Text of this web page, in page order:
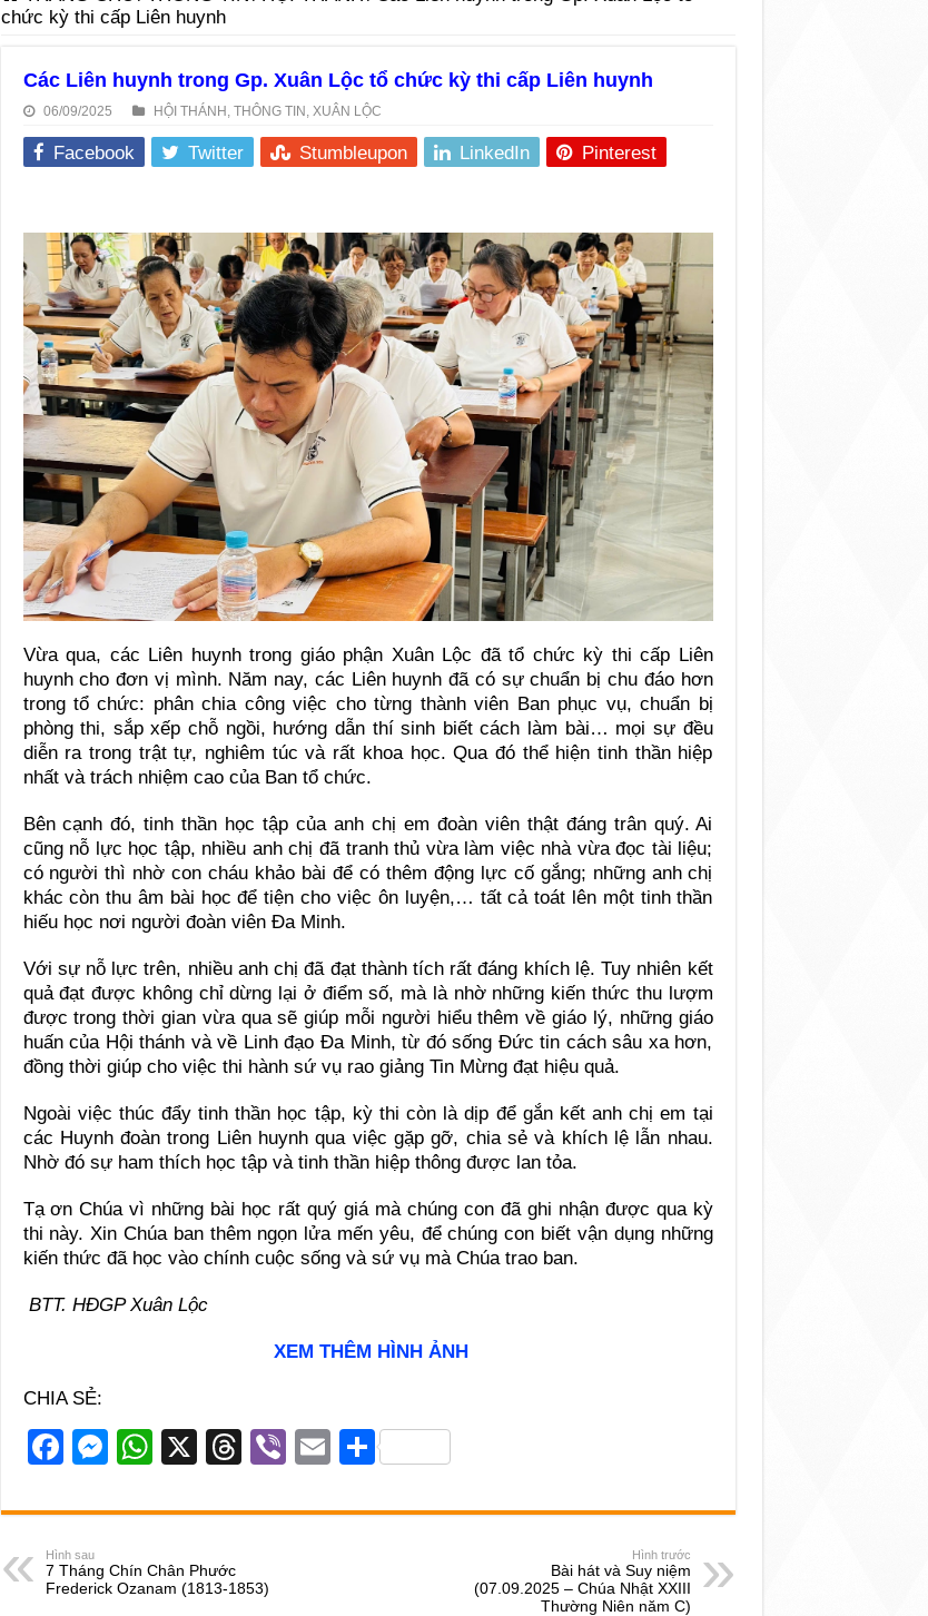
chức kỳ thi cấp Liên huynh
Các Liên huynh trong Gp. Xuân Lộc tổ chức kỳ thi cấp Liên huynh
06/09/2025 HỘI THÁNH , THÔNG TIN , XUÂN LỘC
Facebook Twitter Stumbleupon LinkedIn Pinterest
Vừa qua, các Liên huynh trong giáo phận Xuân Lộc đã tổ chức kỳ thi cấp Liên
huynh cho đơn vị mình. Năm nay, các Liên huynh đã có sự chuẩn bị chu đáo hơn
trong tổ chức: phân chia công việc cho từng thành viên Ban phục vụ, chuẩn bị
phòng thi, sắp xếp chỗ ngồi, hướng dẫn thí sinh biết cách làm bài… mọi sự đều
diễn ra trong trật tự, nghiêm túc và rất khoa học. Qua đó thể hiện tinh thần hiệp
nhất và trách nhiệm cao của Ban tổ chức.
Bên cạnh đó, tinh thần học tập của anh chị em đoàn viên thật đáng trân quý. Ai
cũng nỗ lực học tập, nhiều anh chị đã tranh thủ vừa làm việc nhà vừa đọc tài liệu;
có người thì nhờ con cháu khảo bài để có thêm động lực cố gắng; những anh chị
khác còn thu âm bài học để tiện cho việc ôn luyện,… tất cả toát lên một tinh thần
hiếu học nơi người đoàn viên Đa Minh.
Với sự nỗ lực trên, nhiều anh chị đã đạt thành tích rất đáng khích lệ. Tuy nhiên kết
quả đạt được không chỉ dừng lại ở điểm số, mà là nhờ những kiến thức thu lượm
được trong thời gian vừa qua sẽ giúp mỗi người hiểu thêm về giáo lý, những giáo
huấn của Hội thánh và về Linh đạo Đa Minh, từ đó sống Đức tin cách sâu xa hơn,
đồng thời giúp cho việc thi hành sứ vụ rao giảng Tin Mừng đạt hiệu quả.
Ngoài việc thúc đẩy tinh thần học tập, kỳ thi còn là dịp để gắn kết anh chị em tại
các Huynh đoàn trong Liên huynh qua việc gặp gỡ, chia sẻ và khích lệ lẫn nhau.
Nhờ đó sự ham thích học tập và tinh thần hiệp thông được lan tỏa.
Tạ ơn Chúa vì những bài học rất quý giá mà chúng con đã ghi nhận được qua kỳ
thi này. Xin Chúa ban thêm ngọn lửa mến yêu, để chúng con biết vận dụng những
kiến thức đã học vào chính cuộc sống và sứ vụ mà Chúa trao ban.
BTT. HĐGP Xuân Lộc
XEM THÊM HÌNH ẢNH
CHIA SẺ:
F
c
e
b
M
ss
n
W
at
A
X
T
e
d
Vi
er
E
ail
S
ar
Hình sau
7 Tháng Chín Chân Phước
Frederick Ozanam (1813-1853)
Hình trước
Bài hát và Suy niệm
(07.09.2025 – Chúa Nhật XXIII
Thường Niên năm C)